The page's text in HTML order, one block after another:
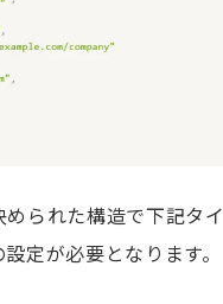
られた構造で下記タ
定が必要となります。